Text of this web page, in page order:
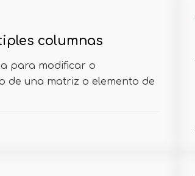
columnas
para modificar o
de una matriz o elemento de